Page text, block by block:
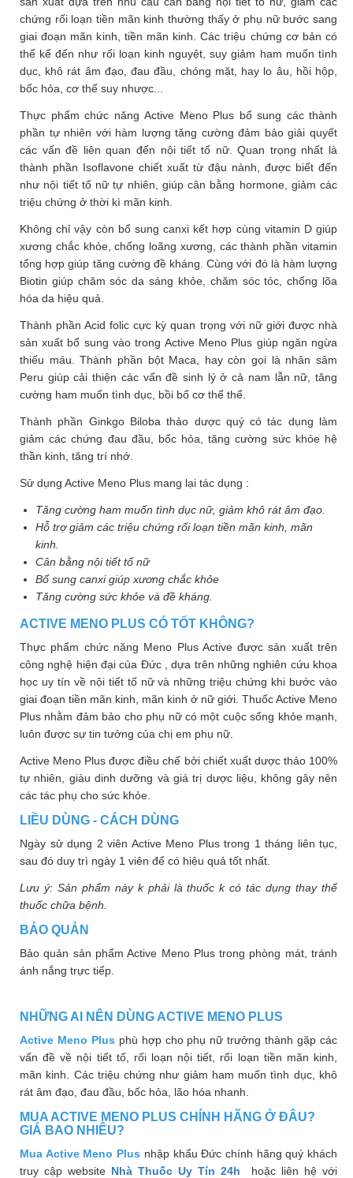
chứng rối loạn tiền mãn kinh thường thấy ở phụ nữ bước sang
giai đoạn mãn kinh, tiền mãn kinh. Các triệu chứng cơ bản có
thể kể đến như rối loạn kinh nguyệt, suy giảm ham muốn tình
dục, khô rát âm đạo, đau đầu, chóng mặt, hay lo âu, hồi hộp,
bốc hỏa, cơ thể suy nhược...
Thực phẩm chức năng Active Meno Plus bổ sung các thành
phần tự nhiên với hàm lượng tăng cường đảm bảo giải quyết
các vấn đề liên quan đến nội tiết tố nữ. Quan trọng nhất là
thành phần Isoflavone chiết xuất từ đậu nành, được biết đến
như nội tiết tố nữ tự nhiên, giúp cân bằng hormone, giảm các
triệu chứng ở thời kì mãn kinh.
Không chỉ vậy còn bổ sung canxi kết hợp cùng vitamin D giúp
xương chắc khỏe, chống loãng xương, các thành phần vitamin
tổng hợp giúp tăng cường đề kháng. Cùng với đó là hàm lượng
Biotin giúp chăm sóc da sáng khỏe, chăm sóc tóc, chống lõa
hóa da hiệu quả.
Thành phần Acid folic cực kỳ quan trọng với nữ giới được nhà
sản xuất bổ sung vào trong Active Meno Plus giúp ngăn ngừa
thiếu máu. Thành phần bột Maca, hay còn gọi là nhân sâm
Peru giúp cải thiện các vấn đề sinh lý ở cả nam lẫn nữ, tăng
cường ham muốn tình dục, bồi bổ cơ thể thể.
Thành phần Ginkgo Biloba thảo dược quý có tác dụng làm
giảm các chứng đau đầu, bốc hỏa, tăng cường sức khỏe hệ
thần kinh, tăng trí nhớ.
Sử dụng Active Meno Plus mang lại tác dụng :
Tăng cường ham muốn tình dục nữ, giảm khô rát âm đạo.
Hỗ trợ giảm các triệu chứng rối loạn tiền mãn kinh, mãn
kinh.
Cân bằng nội tiết tố nữ
Bổ sung canxi giúp xương chắc khỏe
Tăng cường sức khỏe và đề kháng.
ACTIVE MENO PLUS CÓ TỐT KHÔNG?
Thực phẩm chức năng Meno Plus Active được sản xuất trên
công nghệ hiện đại của Đức , dựa trên những nghiên cứu khoa
học uy tín về nội tiết tố nữ và những triệu chứng khi bước vào
giai đoạn tiền mãn kinh, mãn kinh ở nữ giới. Thuốc Active Meno
Plus nhằm đảm bảo cho phụ nữ có một cuộc sống khỏe mạnh,
luôn được sự tin tưởng của chị em phụ nữ.
Active Meno Plus được điều chế bởi chiết xuất dược thảo 100%
tự nhiên, giàu dinh dưỡng và giá trị dược liệu, không gây nên
các tác phụ cho sức khỏe.
LIỀU DÙNG - CÁCH DÙNG
Ngày sử dụng 2 viên Active Meno Plus trong 1 tháng liên tục,
sau đó duy trì ngày 1 viên để có hiệu quả tốt nhất.
Lưu ý: Sản phẩm này k phải là thuốc k có tác dụng thay thế
thuốc chữa bệnh.
BẢO QUẢN
Bảo quản sản phẩm Active Meno Plus trong phòng mát, tránh
ánh nắng trực tiếp.
NHỮNG AI NÊN DÙNG ACTIVE MENO PLUS
Active Meno Plus phù hợp cho phụ nữ trưởng thành gặp các
vấn đề về nội tiết tố, rối loạn nội tiết, rối loạn tiền mãn kinh,
mãn kinh. Các triệu chứng như giảm ham muốn tình dục, khô
rát âm đạo, đau đầu, bốc hỏa, lão hóa nhanh.
MUA ACTIVE MENO PLUS CHÍNH HÃNG Ở ĐÂU?
GIÁ BAO NHIÊU?
Mua Active Meno Plus nhập khẩu Đức chính hãng quý khách
truy cập website Nhà Thuốc Uy Tín 24h
hoặc liên hệ với